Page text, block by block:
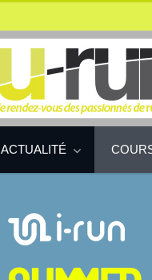
ACTUALITÉ